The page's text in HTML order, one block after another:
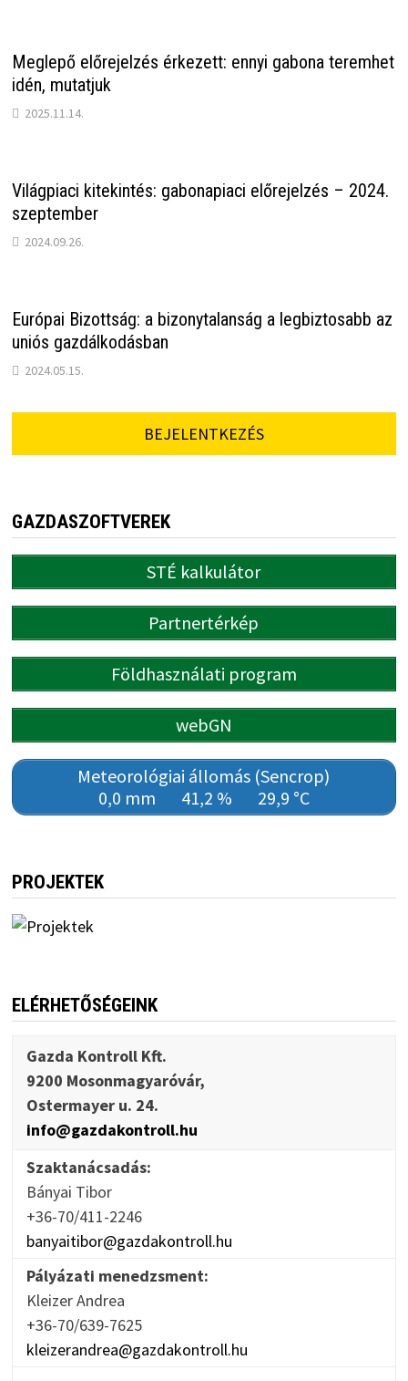
Meglepő előrejelzés érkezett: ennyi gabona teremhet
idén, mutatjuk
2025.11.14.
Világpiaci kitekintés: gabonapiaci előrejelzés – 2024.
szeptember
2024.09.26.
Európai Bizottság: a bizonytalanság a legbiztosabb az
uniós gazdálkodásban
2024.05.15.
BEJELENTKEZÉS
GAZDASZOFTVEREK
STÉ kalkulátor
Partnertérkép
Földhasználati program
webGN
Meteorológiai állomás (Sencrop)
0,0 mm
41,2 % 29,9 °C
PROJEKTEK
ELÉRHETŐSÉGEINK
Gazda Kontroll Kft.
9200 Mosonmagyaróvár,
Ostermayer u. 24.
info@gazdakontroll.hu
Szaktanácsadás:
Bányai Tibor
+36-70/411-2246
banyaitibor@gazdakontroll.hu
Pályázati menedzsment:
Kleizer Andrea
+36-70/639-7625
kleizerandrea@gazdakontroll.hu